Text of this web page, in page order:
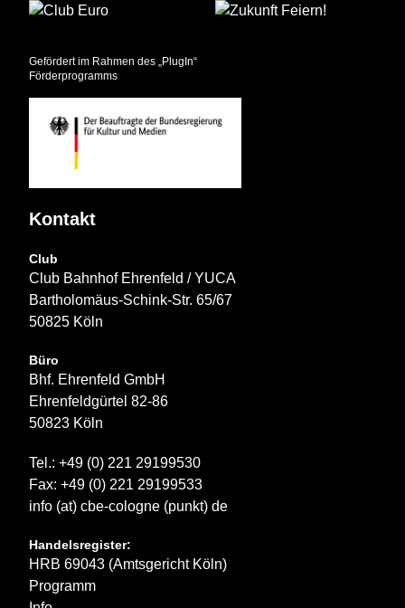
Gefördert im Rahmen des „PlugIn“
Förderprogramms
Kontakt
Club
Club Bahnhof Ehrenfeld / YUCA
Bartholomäus-Schink-Str. 65/67
50825 Köln
Büro
Bhf. Ehrenfeld GmbH
Ehrenfeldgürtel 82-86
50823 Köln
Tel.: +49 (0) 221 29199530
Fax: +49 (0) 221 29199533
info (at) cbe-cologne (punkt) de
Handelsregister:
HRB 69043 (Amtsgericht Köln)
Programm